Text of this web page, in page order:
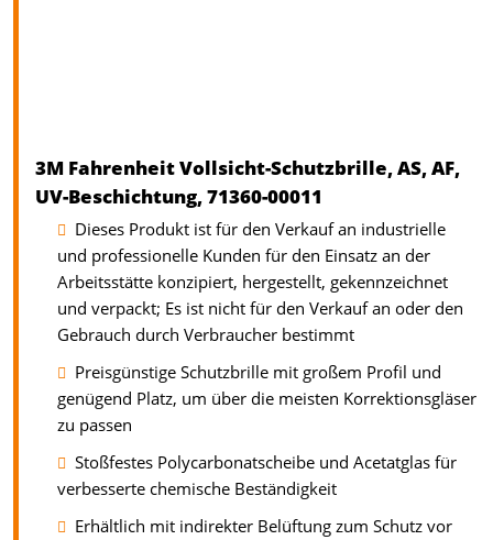
3M Fahrenheit Vollsicht-Schutzbrille, AS, AF,
UV-Beschichtung, 71360-00011
Dieses Produkt ist für den Verkauf an industrielle
und professionelle Kunden für den Einsatz an der
Arbeitsstätte konzipiert, hergestellt, gekennzeichnet
und verpackt; Es ist nicht für den Verkauf an oder den
Gebrauch durch Verbraucher bestimmt
Preisgünstige Schutzbrille mit großem Profil und
genügend Platz, um über die meisten Korrektionsgläser
zu passen
Stoßfestes Polycarbonatscheibe und Acetatglas für
verbesserte chemische Beständigkeit
Erhältlich mit indirekter Belüftung zum Schutz vor